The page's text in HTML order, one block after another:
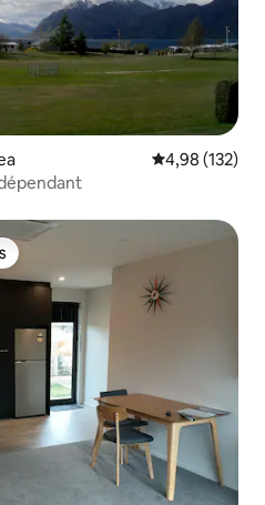
Évaluation
4,98 (132)
plus appréciés